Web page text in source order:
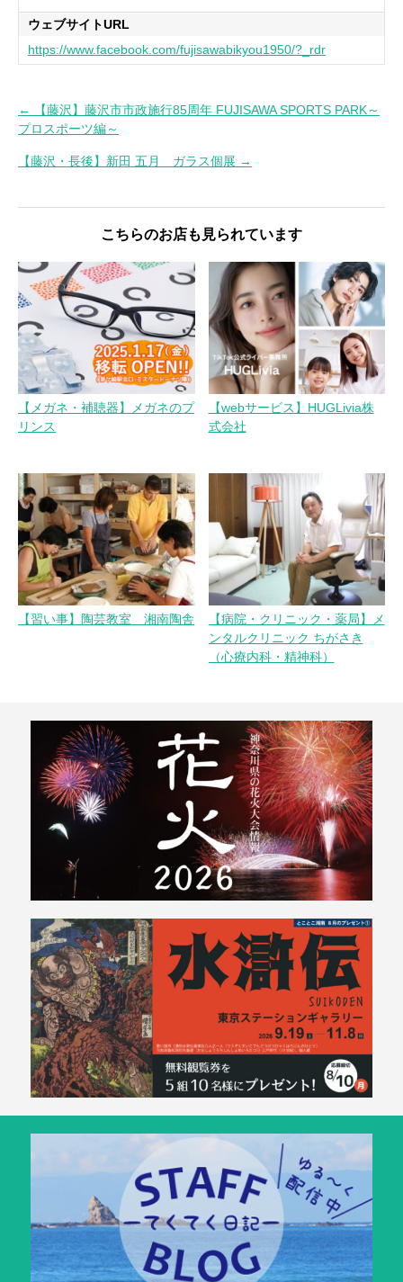
ウェブサイトURL
https://www.facebook.com/fujisawabikyou1950/?_rdr
投
稿
シ
ョ
ン
← 【藤沢】藤沢市市政施行85周年 FUJISAWA SPORTS PARK～
プロスポーツ編～
【藤沢・長後】新田 五月 ガラス個展 →
こちらのお店も見られています
【メガネ・補聴器】メガネのプ
リンス
【webサービス】HUGLivia株
式会社
【習い事】陶芸教室 湘南陶舎
【病院・クリニック・薬局】メ
ンタルクリニック ちがさき
（心療内科・精神科）